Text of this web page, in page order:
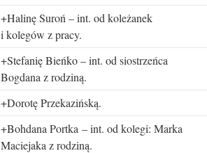
+Halinę Suroń – int. od koleżanek
i kolegów z pracy.
+Stefanię Bieńko – int. od siostrzeńca
Bogdana z rodziną.
+Dorotę Przekazińską.
+Bohdana Portka – int. od kolegi: Marka
Maciejaka z rodziną.